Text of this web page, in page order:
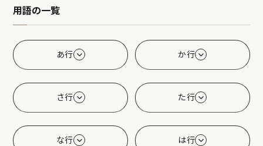
用語の一覧
あ行 か行
さ行 た行
な行 は行